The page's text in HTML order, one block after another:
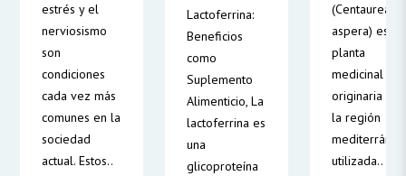
estrés y el
nerviosismo
son
condiciones
cada vez más
comunes en la
sociedad
actual. Estos..
Lactoferrina:
Beneficios
como
Suplemento
Alimenticio, La
lactoferrina es
una
glicoproteína
(Centaurea
aspera) es
planta
medicinal
originaria de
la región
utilizada..